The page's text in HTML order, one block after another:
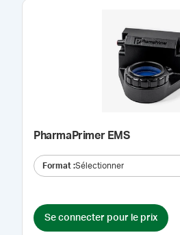
PharmaPrimer EMS
Format :Sélectionner
Se connecter pour le prix